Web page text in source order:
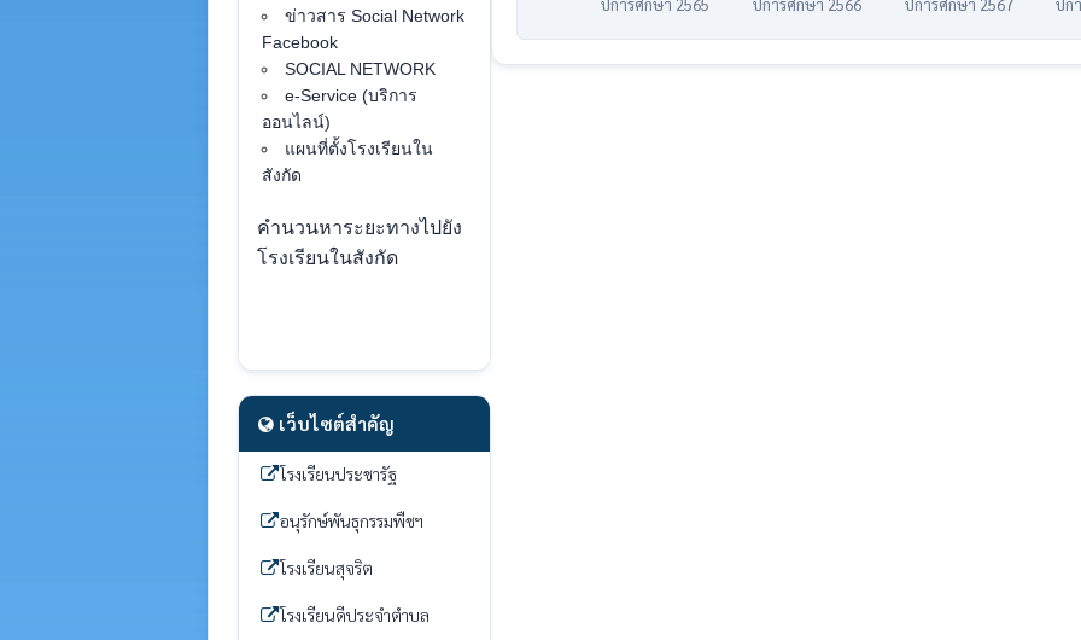
ข่าวสาร Social Network
Facebook
SOCIAL NETWORK
e-Service (บริการ
ออนไลน์)
แผนที่ตั้งโรงเรียนใน
สังกัด
คำนวนหาระยะทางไปยัง
โรงเรียนในสังกัด
เว็บไซต์สำคัญ
โรงเรียนประชารัฐ
อนุรักษ์พันธุกรรมพืชฯ
โรงเรียนสุจริต
โรงเรียนดีประจำตำบล